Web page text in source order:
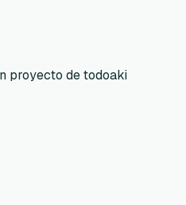
proyecto de todoaki